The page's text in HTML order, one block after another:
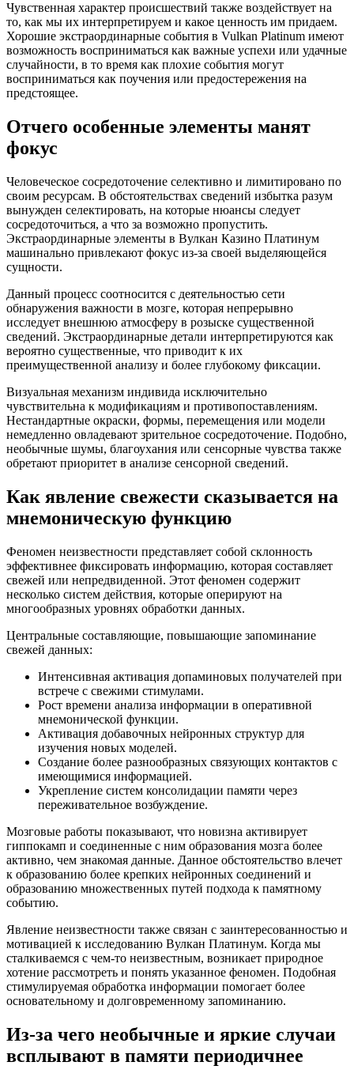
Чувственная характер происшествий также воздействует на
то, как мы их интерпретируем и какое ценность им придаем.
Хорошие экстраординарные события в Vulkan Platinum имеют
возможность восприниматься как важные успехи или удачные
случайности, в то время как плохие события могут
восприниматься как поучения или предостережения на
предстоящее.
Отчего особенные элементы манят
фокус
Человеческое сосредоточение селективно и лимитировано по
своим ресурсам. В обстоятельствах сведений избытка разум
вынужден селектировать, на которые нюансы следует
сосредоточиться, а что за возможно пропустить.
Экстраординарные элементы в Вулкан Казино Платинум
машинально привлекают фокус из-за своей выделяющейся
сущности.
Данный процесс соотносится с деятельностью сети
обнаружения важности в мозге, которая непрерывно
исследует внешнюю атмосферу в розыске существенной
сведений. Экстраординарные детали интерпретируются как
вероятно существенные, что приводит к их
преимущественной анализу и более глубокому фиксации.
Визуальная механизм индивида исключительно
чувствительна к модификациям и противопоставлениям.
Нестандартные окраски, формы, перемещения или модели
немедленно овладевают зрительное сосредоточение. Подобно,
необычные шумы, благоухания или сенсорные чувства также
обретают приоритет в анализе сенсорной сведений.
Как явление свежести сказывается на
мнемоническую функцию
Феномен неизвестности представляет собой склонность
эффективнее фиксировать информацию, которая составляет
свежей или непредвиденной. Этот феномен содержит
несколько систем действия, которые оперируют на
многообразных уровнях обработки данных.
Центральные составляющие, повышающие запоминание
свежей данных:
Интенсивная активация допаминовых получателей при
встрече с свежими стимулами.
Рост времени анализа информации в оперативной
мнемонической функции.
Активация добавочных нейронных структур для
изучения новых моделей.
Создание более разнообразных связующих контактов с
имеющимися информацией.
Укрепление систем консолидации памяти через
переживательное возбуждение.
Мозговые работы показывают, что новизна активирует
гиппокамп и соединенные с ним образования мозга более
активно, чем знакомая данные. Данное обстоятельство влечет
к образованию более крепких нейронных соединений и
образованию множественных путей подхода к памятному
событию.
Явление неизвестности также связан с заинтересованностью и
мотивацией к исследованию Вулкан Платинум. Когда мы
сталкиваемся с чем-то неизвестным, возникает природное
хотение рассмотреть и понять указанное феномен. Подобная
стимулируемая обработка информации помогает более
основательному и долговременному запоминанию.
Из-за чего необычные и яркие случаи
всплывают в памяти периодичнее